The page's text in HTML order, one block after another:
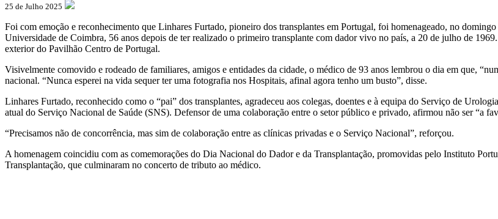
25 de Julho 2025
Foi com emoção e reconhecimento que Linhares Furtado, pioneiro dos transplantes em Portugal, foi homenageado, no
Universidade de Coimbra, 56 anos depois de ter realizado o primeiro transplante com dador vivo no país, a 20 de julho de
exterior do Pavilhão Centro de Portugal.
Visivelmente comovido e rodeado de familiares, amigos e entidades da cidade, o médico de 93 anos lembrou o dia em que,
nacional. “Nunca esperei na vida sequer ter uma fotografia nos Hospitais, afinal agora tenho um busto”, disse.
Linhares Furtado, reconhecido como o “pai” dos transplantes, agradeceu aos colegas, doentes e à equipa do Serviço de
atual do Serviço Nacional de Saúde (SNS). Defensor de uma colaboração entre o setor público e privado, afirmou não ser “a
“Precisamos não de concorrência, mas sim de colaboração entre as clínicas privadas e o Serviço Nacional”, reforçou.
A homenagem coincidiu com as comemorações do Dia Nacional do Dador e da Transplantação, promovidas pelo Instituto
Transplantação, que culminaram no concerto de tributo ao médico.